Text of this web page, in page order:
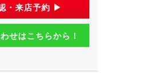
・来店予約 ▶
せはこちらから！